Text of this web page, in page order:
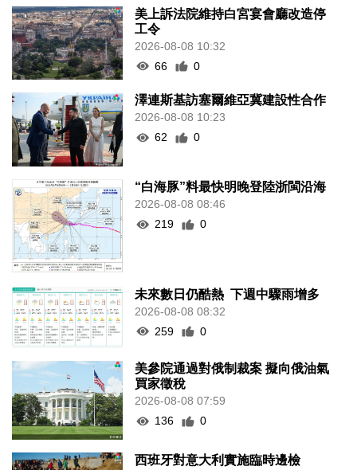
美上訴法院維持白宮宴會廳改造停
工令
2026-08-08 10:32
66
0
澤連斯基訪塞爾維亞冀建設性合作
2026-08-08 10:23
62
0
“白海豚”料最快明晚登陸浙閩沿海
2026-08-08 08:46
219
0
未來數日仍酷熱 下週中驟雨增多
2026-08-08 08:32
259
0
美參院通過對俄制裁案 擬向俄油氣
買家徵稅
2026-08-08 07:59
136
0
西班牙對意大利實施臨時邊檢